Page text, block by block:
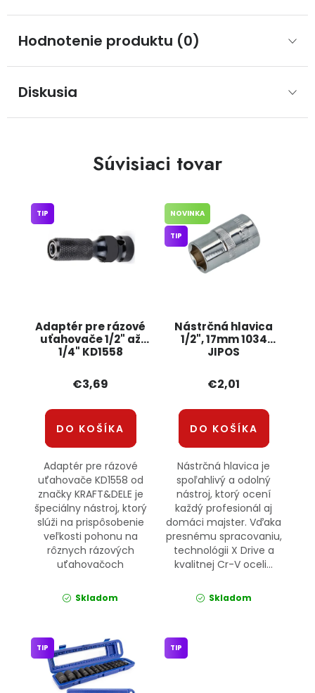
Hodnotenie produktu (0)
Diskusia
Súvisiaci tovar
Adaptér pre rázové
uťahovače 1/2" až
1/4" KD1558
TIP
€3,69
DO KOŠÍKA
Adaptér pre rázové
uťahovače KD1558 od
značky KRAFT&DELE je
špeciálny nástroj, ktorý
slúži na prispôsobenie
veľkosti pohonu na
rôznych rázových
uťahovačoch
Skladom
Nástrčná hlavica
1/2", 17mm 1034
JIPOS
NOVINKA
TIP
€2,01
DO KOŠÍKA
Nástrčná hlavica je
spoľahlivý a odolný
nástroj, ktorý ocení
každý profesionál aj
domáci majster. Vďaka
presnému spracovaniu,
technológii X Drive a
kvalitnej Cr-V oceli...
Skladom
TIP TIP